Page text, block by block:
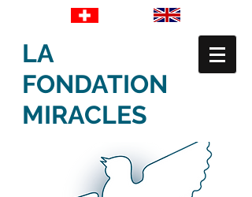
LA
FONDATION
MIRACLES